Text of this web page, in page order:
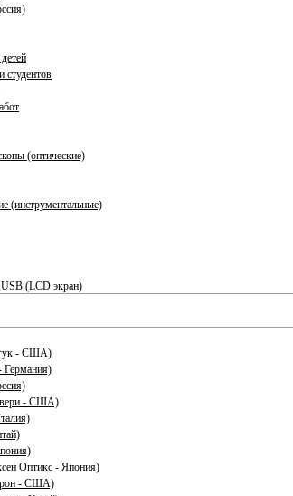
студентов
(оптические)
(инструментальные)
(LCD экран)
- США)
Германия)
- США)
Оптикс - Япония)
- США)